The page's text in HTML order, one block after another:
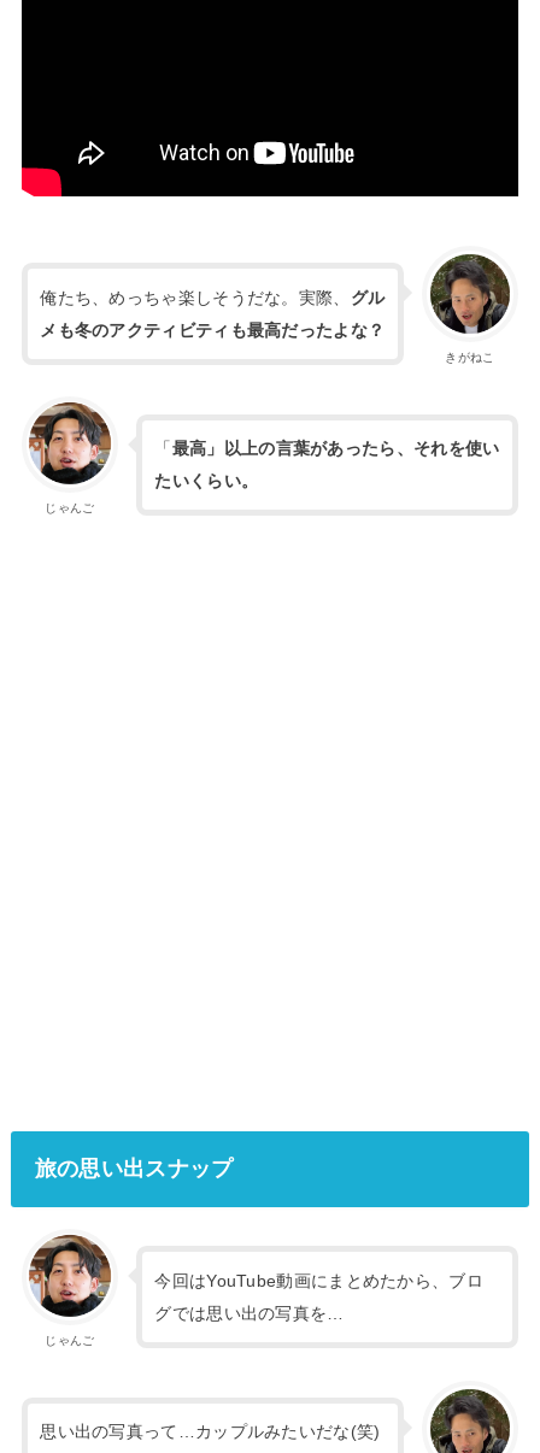
きがねこ
俺たち、めっちゃ楽しそうだな。実際、 グル
メも冬のアクティビティも最高だったよな？
じゃんご
「最高」以上の言葉があったら、それを使い
たいくらい。
旅の思い出スナップ
じゃんご
今回はYouTube動画にまとめたから、ブロ
グでは思い出の写真を…
思い出の写真って…カップルみたいだな(笑)